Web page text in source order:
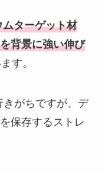
ターゲット材
背景に強い伸び
す。
がちですが、デ
保存するストレ